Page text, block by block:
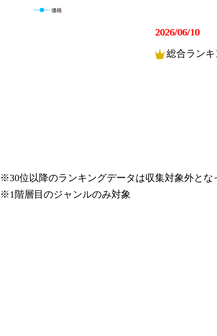
価格
2026/06/10
総合ラン
※30位以降のランキングデータは収集対象外とな
※1階層目のジャンルのみ対象